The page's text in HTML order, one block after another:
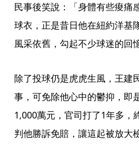
民事後笑說：「身體有些痠痛
球衣，正是昔日他在紐約洋基
風采依舊，勾起不少球迷的回憶
除了投球仍是虎虎生風，王建
事，可免除他心中的鬱抑，即
1,000萬元，官司打了1年多，
判他勝訴免賠，讓這起被放大